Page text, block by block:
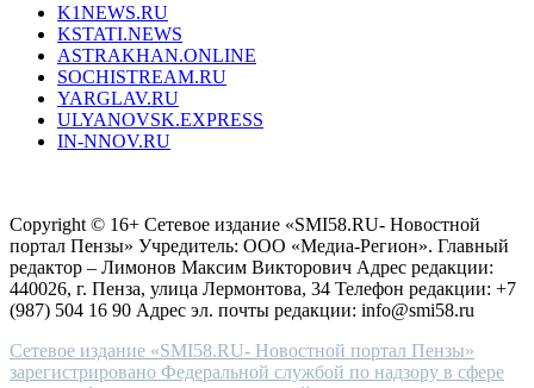
K1NEWS.RU
KSTATI.NEWS
ASTRAKHAN.ONLINE
SOCHISTREAM.RU
YARGLAV.RU
ULYANOVSK.EXPRESS
IN-NNOV.RU
Copyright © 16+ Сетевое издание «SMI58.RU- Новостной
портал Пензы» Учредитель: ООО «Медиа-Регион». Главный
редактор – Лимонов Максим Викторович Адрес редакции:
440026, г. Пенза, улица Лермонтова, 34 Телефон редакции: +7
(987) 504 16 90 Адрес эл. почты редакции: info@smi58.ru
Сетевое издание «SMI58.RU- Новостной портал Пензы»
зарегистрировано Федеральной службой по надзору в сфере